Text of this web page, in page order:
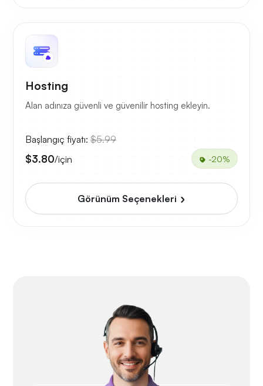
Hosting
Alan adınıza güvenli ve güvenilir hosting ekleyin.
Başlangıç fiyatı: $5.99
$3.80/için -20%
Görünüm Seçenekleri